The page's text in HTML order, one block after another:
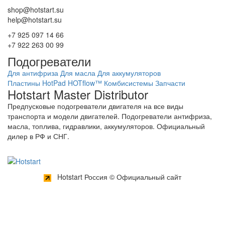
shop@hotstart.su
help@hotstart.su
+7 925 097 14 66
+7 922 263 00 99
Подогреватели
Для антифриза Для масла Для аккумуляторов
Пластины HotPad HOTflow™ Комбисистемы Запчасти
Hotstart Master Distributor
Предпусковые подогреватели двигателя на все виды
транспорта и модели двигателей. Подогреватели антифриза,
масла, топлива, гидравлики, аккумуляторов. Официальный
дилер в РФ и СНГ.
Hotstart Россия © Официальный сайт